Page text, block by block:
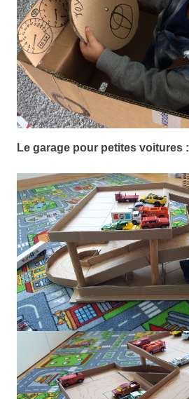
Le garage pour petites voitures :